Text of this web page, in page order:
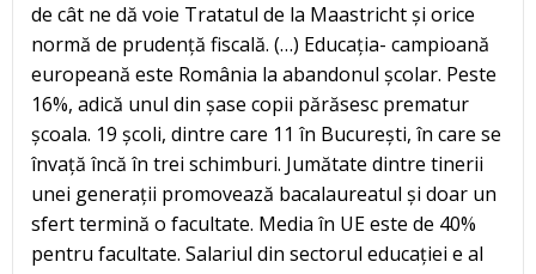
de cât ne dă voie Tratatul de la Maastricht și orice
normă de prudență fiscală. (…) Educația- campioană
europeană este România la abandonul școlar. Peste
16%, adică unul din șase copii părăsesc prematur
școala. 19 școli, dintre care 11 în București, în care se
învață încă în trei schimburi. Jumătate dintre tinerii
unei generații promovează bacalaureatul și doar un
sfert termină o facultate. Media în UE este de 40%
pentru facultate. Salariul din sectorul educației e al